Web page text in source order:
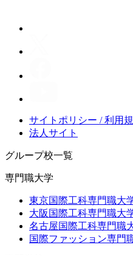
サイトポリシー / 利用
法人サイト
グループ校一覧
専門職大学
東京国際工科専門職大
大阪国際工科専門職大
名古屋国際工科専門職
国際ファッション専門